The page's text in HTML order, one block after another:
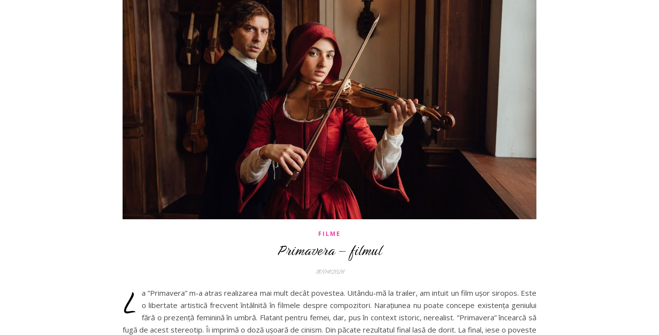
FILME
Primavera – filmul
18/04/2026
L
a ”Primavera” m-a atras realizarea mai mult decât povestea. Uitându-mă la trailer, am intuit un film ușor siropos. Este
o libertate artistică frecvent întâlnită în filmele despre compozitori. Narațiunea nu poate concepe existența geniului
fără o prezență feminină în umbră. Flatant pentru femei, dar, pus în context istoric, nerealist. ”Primavera” încearcă să
fugă de acest stereotip. Îi imprimă o doză ușoară de cinism. Din păcate rezultatul final lasă de dorit. La final, iese o poveste